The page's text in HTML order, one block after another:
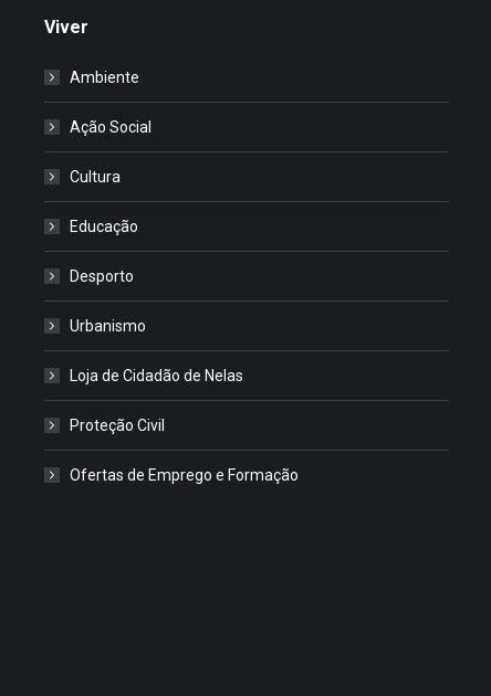
Viver
Ambiente
Ação Social
Cultura
Educação
Desporto
Urbanismo
Loja de Cidadão de Nelas
Proteção Civil
Ofertas de Emprego e Formação